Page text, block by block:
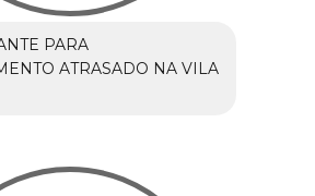
PARA
ATRASADO NA VILA